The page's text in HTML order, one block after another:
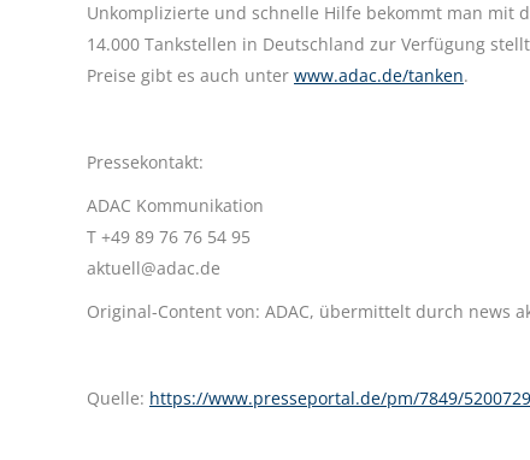
Unkomplizierte und schnelle Hilfe bekommt man mit
14.000 Tankstellen in Deutschland zur Verfügung
Preise gibt es auch unter www.adac.de/tanken.
Pressekontakt:
ADAC Kommunikation
T +49 89 76 76 54 95
aktuell@adac.de
Original-Content von: ADAC, übermittelt durch news
Quelle: https://www.presseportal.de/pm/7849/